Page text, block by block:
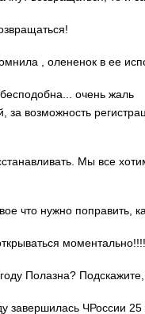
, олененок в ее
очень жаль
за возможность
Мы все
что нужно поправить,
моментально!!!!
Полазна?
завершилась ЧРоссии